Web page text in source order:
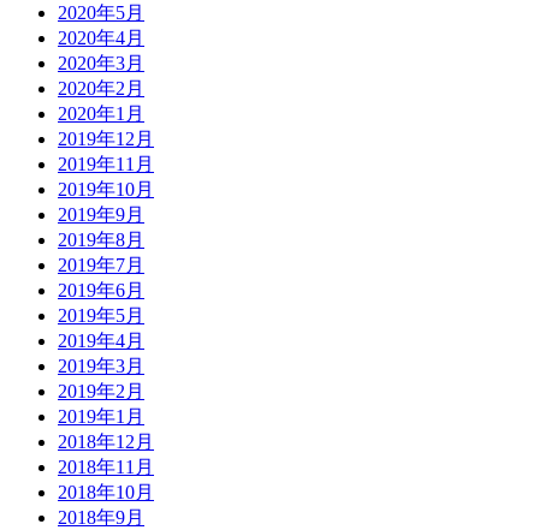
2020年5月
2020年4月
2020年3月
2020年2月
2020年1月
2019年12月
2019年11月
2019年10月
2019年9月
2019年8月
2019年7月
2019年6月
2019年5月
2019年4月
2019年3月
2019年2月
2019年1月
2018年12月
2018年11月
2018年10月
2018年9月